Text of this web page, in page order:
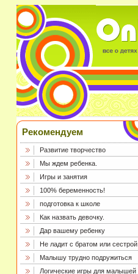
Рекомендуем
Развитие творчество
Мы ждем ребенка.
Игры и занятия
100% беременность!
подготовка к школе
Как назвать девочку.
Дар вашему ребенку
Не ладит с братом или сестрой
Малышу трудно подружиться
Логические игры для малышей